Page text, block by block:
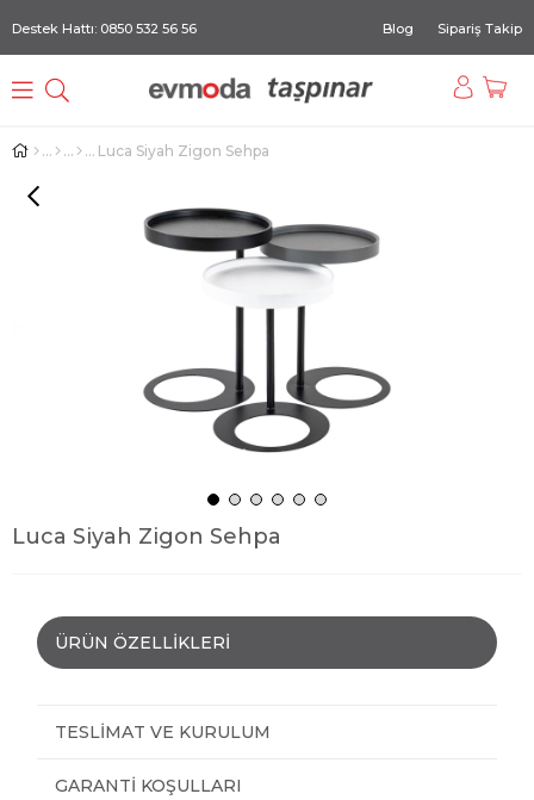
Destek Hattı: 0850 532 56 56 Blog Sipariş Takip
Luca Siyah Zigon Sehpa
Luca Siyah Zigon Sehpa
ÜRÜN ÖZELLIKLERI
TESLIMAT VE KURULUM
GARANTI KOŞULLARI